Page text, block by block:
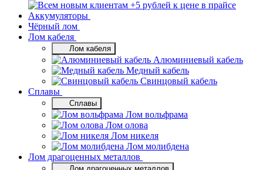
Аккумуляторы
Чёрный лом
Лом кабеля
Лом кабеля
Алюминиевый кабель
Медный кабель
Свинцовый кабель
Сплавы
Сплавы
Лом вольфрама
Лом олова
Лом никеля
Лом молибдена
Лом драгоценных металлов